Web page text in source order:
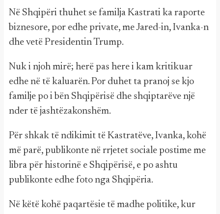
Në Shqipëri thuhet se familja Kastrati ka raporte
biznesore, por edhe private, me Jared-in, Ivanka-n
dhe vetë Presidentin Trump.
Nuk i njoh mirë; herë pas here i kam kritikuar
edhe në të kaluarën. Por duhet ta pranoj se kjo
familje po i bën Shqipërisë dhe shqiptarëve një
nder të jashtëzakonshëm.
Për shkak të ndikimit të Kastratëve, Ivanka, kohë
më parë, publikonte në rrjetet sociale postime me
libra për historinë e Shqipërisë, e po ashtu
publikonte edhe foto nga Shqipëria.
Në këtë kohë paqartësie të madhe politike, kur